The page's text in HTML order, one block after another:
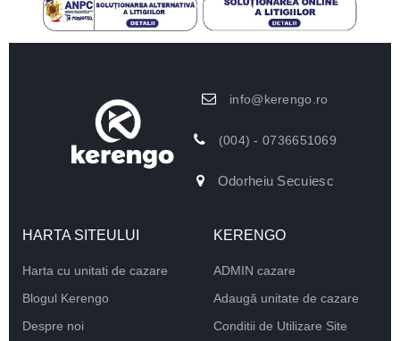
info@kerengo.ro
(004) - 0736651069
Odorheiu Secuiesc
HARTA SITEULUI
Harta cu unitati de cazare
Blogul Kerengo
Despre noi
KERENGO
ADMIN cazare
Adaugă unitate de cazare
Conditii de Utilizare Site